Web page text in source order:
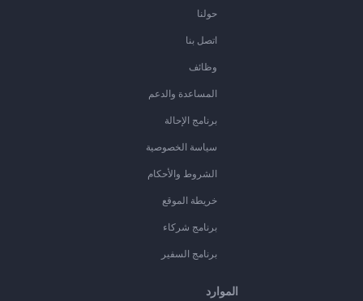
حولنا
اتصل بنا
وظائف
المساعدة والدعم
برنامج الإحالة
سياسة الخصوصية
الشروط والأحكام
خريطة الموقع
برنامج شركاء
برنامج السفير
الموارد